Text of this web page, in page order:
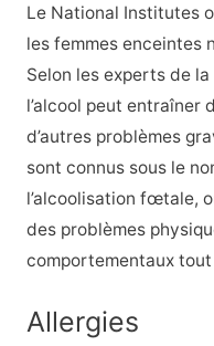
Le National Institutes
les femmes enceintes
Selon les experts de la
l’alcool peut entraîner
d’autres problèmes
sont connus sous le
l’alcoolisation fœtale,
des problèmes
comportementaux tout
Allergies